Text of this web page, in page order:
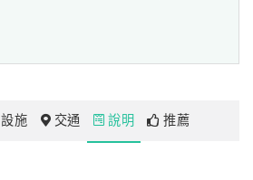
設施 交通 說明 推薦